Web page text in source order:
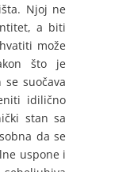
Njoj ne
a biti
može
što je
suočava
idilično
stan sa
da se
uspone i